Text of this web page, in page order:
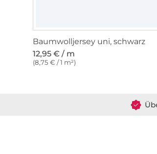
Baumwolljersey uni, schwarz
12,95 € / m
(8,75 € / 1 m²)